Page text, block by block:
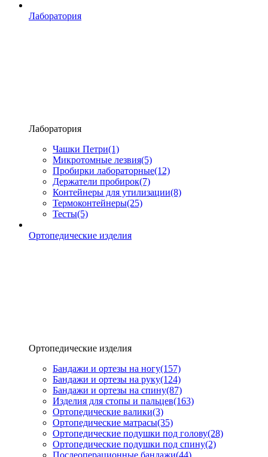
Лаборатория
Лаборатория
Чашки Петри(1)
Микротомные лезвия(5)
Пробирки лабораторные(12)
Держатели пробирок(7)
Контейнеры для утилизации(8)
Термоконтейнеры(25)
Тесты(5)
Ортопедические изделия
Ортопедические изделия
Бандажи и ортезы на ногу(157)
Бандажи и ортезы на руку(124)
Бандажи и ортезы на спину(87)
Изделия для стопы и пальцев(163)
Ортопедические валики(3)
Ортопедические матрасы(35)
Ортопедические подушки под голову(28)
Ортопедические подушки под спину(2)
Послеоперационные бандажи(44)